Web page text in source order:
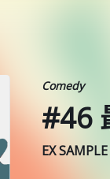
Comedy
#46
EX SAMPLE